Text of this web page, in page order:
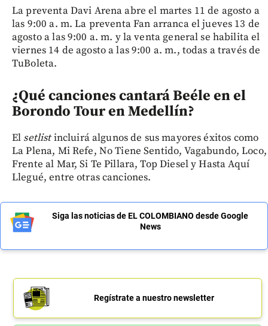
La preventa Davi Arena abre el martes 11 de agosto a
las 9:00 a. m. La preventa Fan arranca el jueves 13 de
agosto a las 9:00 a. m. y la venta general se habilita el
viernes 14 de agosto a las 9:00 a. m., todas a través de
TuBoleta.
¿Qué canciones cantará Beéle en el
Borondo Tour en Medellín?
El setlistincluirá algunos de sus mayores éxitos como
La Plena, Mi Refe, No Tiene Sentido, Vagabundo, Loco,
Frente al Mar, Si Te Pillara, Top Diesel y Hasta Aquí
Llegué, entre otras canciones.
Siga las noticias de EL COLOMBIANO desde Google
News
Regístrate a nuestro newsletter